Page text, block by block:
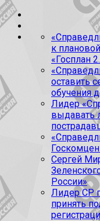
к
«Госплан
оставить
обучения
Лидер
выдавать
Сергей
России»
Лидер СР
принять